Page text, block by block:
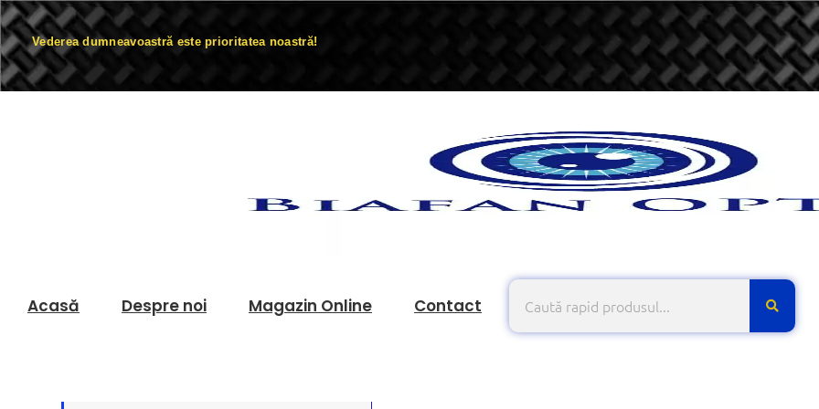
Vederea dumneavoastră este prioritatea noastră!
Acasă Despre noi Magazin Online Contact